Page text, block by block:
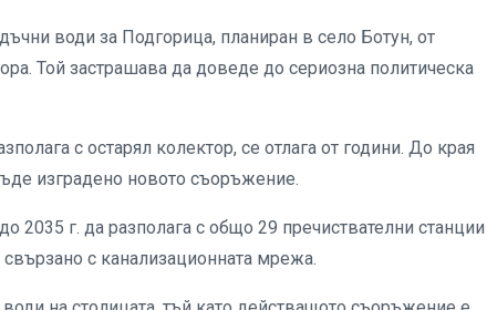
води за Подгорица, планиран в село Ботун, от
Той застрашава да доведе до сериозна политическа
с остарял колектор, се отлага от години. До края
изградено новото съоръжение.
2035 г. да разполага с общо 29 пречиствателни станции
с канализационната мрежа.